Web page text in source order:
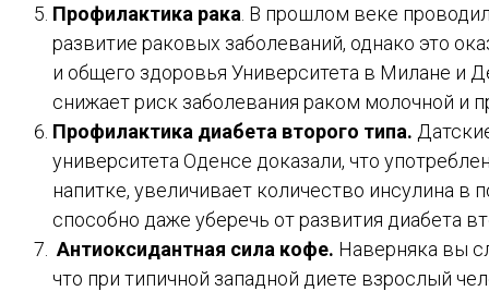
Профилактика рака . В прошлом веке
развитие раковых заболеваний, однако это
и общего здоровья Университета в Милане и
снижает риск заболевания раком молочной и
Профилактика диабета второго типа.
университета Оденсе доказали, что
напитке, увеличивает количество инсулина
способно даже уберечь от развития диабета
Антиоксидантная сила кофе. Наверняка вы
что при типичной западной диете взрослый